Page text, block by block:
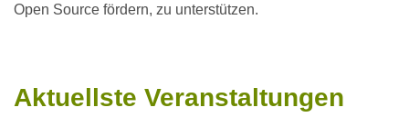
Open Source fördern, zu unterstützen.
Aktuellste Veranstaltungen